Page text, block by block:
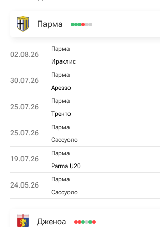
Парма
02.08.26
Парма
Ираклис
30.07.26
Парма
Ареззо
25.07.26
Парма
Тренто
25.07.26
Парма
Сассуоло
19.07.26
Парма
Parma U20
24.05.26
Парма
Сассуоло
Дженоа